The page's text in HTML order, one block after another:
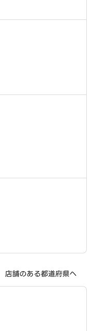
店舗のある都道府県へ